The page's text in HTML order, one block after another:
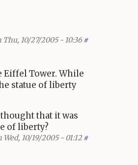
Thu, 10/27/2005 - 10:36 #
Eiffel Tower. While
statue of liberty
that it was
of liberty?
Wed, 10/19/2005 - 01:12 #